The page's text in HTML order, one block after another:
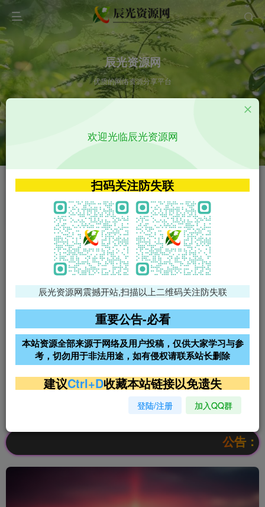
辰光资源网
优质的网络资源分享平台
VIP特权介绍 APP源码
VIP特权介绍
火
VIP特权介绍
影视源码
影视源码
免费领支付宝红包
腾讯轻量4核4G3M服务器38元/
阿里云2核2G200M服务器68元/
年
雨云高防免备案服务器
超低价文字广告位招租 超低价文字广告位招租
超低价文字广告位招租
公告：欢
欢迎光临辰光资源网
扫码关注防失联
辰光资源网震撼开站,扫描以上二维码关注防失联
重要公告-必看
本站资源全部来源于网络及用户投稿，仅供大家学习与参
考，切勿用于非法用途，如有侵权请联系站长删除
建议Ctrl+D收藏本站链接以免遗失
登陆/注册 加入QQ群